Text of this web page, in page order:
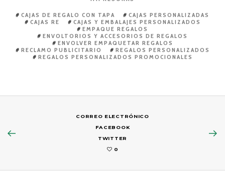
CAJAS DE REGALO CON TAPA
CAJAS PERSONALIZADAS
CAJAS RE
CAJAS Y EMBALAJES PERSONALIZADOS
EMPAQUE REGALOS
ENVOLTORIOS Y ACCESORIOS DE REGALOS
ENVOLVER EMPAQUETAR REGALOS
RECLAMO PUBLICITARIO
REGALOS PERSONALIZADOS
REGALOS PERSONALIZADOS PROMOCIONALES
CORREO ELECTRÓNICO
FACEBOOK
TWITTER
0